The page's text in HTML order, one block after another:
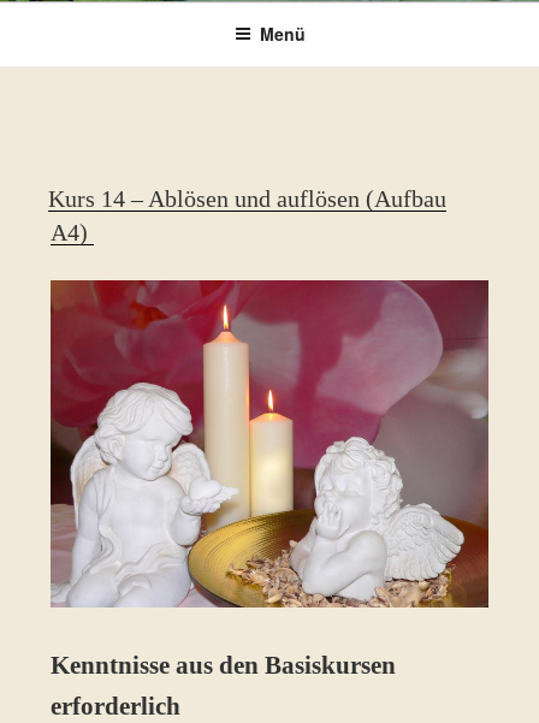
Menü
Kurs 14 – Ablösen und auflösen (Aufbau
A4)
Kenntnisse aus den Basiskursen
erforderlich